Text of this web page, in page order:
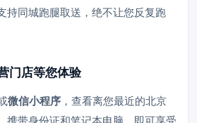
持同城跑腿取送，绝不让您反复跑
门店等您体验
微信小程序 ，查看离您最近的北京